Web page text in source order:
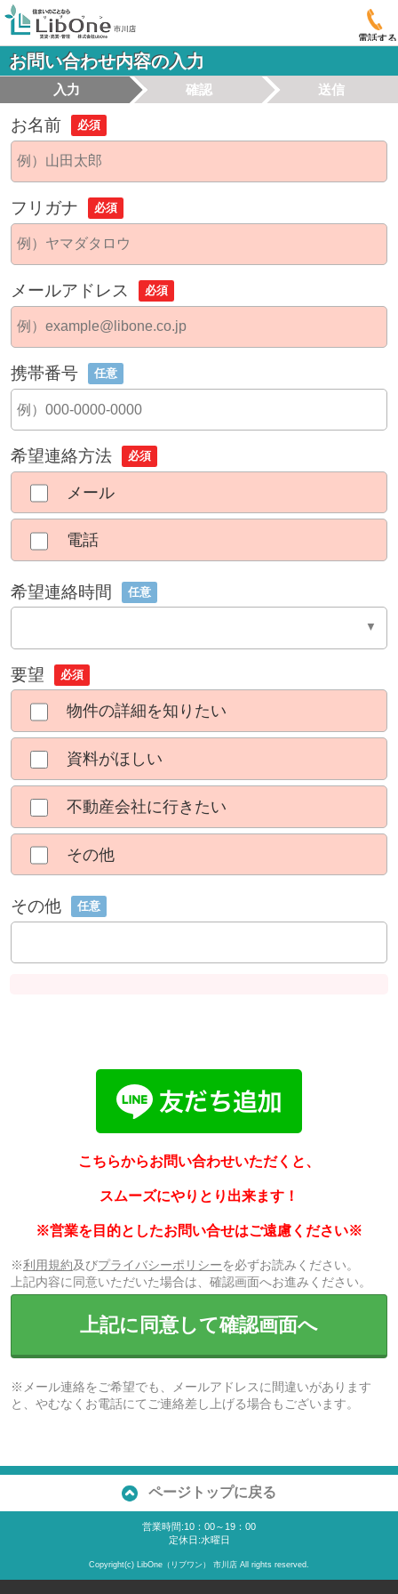
電話する
お問い合わせ内容の入力
入力 確認 送信
お名前 必須
フリガナ 必須
メールアドレス 必須
携帯番号 任意
希望連絡方法 必須
メール
電話
希望連絡時間 任意
要望 必須
物件の詳細を知りたい
資料がほしい
不動産会社に行きたい
その他
その他 任意
こちらからお問い合わせいただくと、
スムーズにやりとり出来ます！
※営業を目的としたお問い合せはご遠慮ください※
※利用規約及びプライバシーポリシーを必ずお読みください。
上記内容に同意いただいた場合は、確認画面へお進みください。
上記に同意して確認画面へ
※メール連絡をご希望でも、メールアドレスに間違いがあります
と、やむなくお電話にてご連絡差し上げる場合もございます。
ページトップに戻る
営業時間:10：00～19：00
定休日:水曜日
Copyright(c) LibOne（リブワン） 市川店 All rights reserved.